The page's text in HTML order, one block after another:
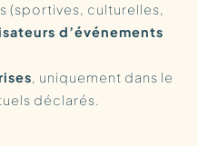
(sportives, culturelles,
d’événements
, uniquement dans le
déclarés.